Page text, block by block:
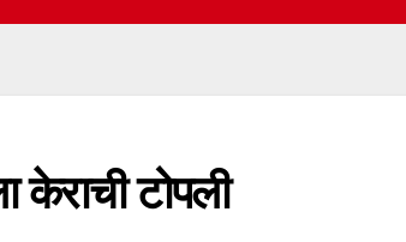
केराची टोपली